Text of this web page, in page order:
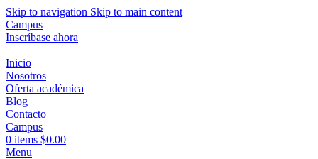
Skip to navigation Skip to main content
Campus
Inscríbase ahora
Inicio
Nosotros
Oferta académica
Blog
Contacto
Campus
0 items $0.00
Menu